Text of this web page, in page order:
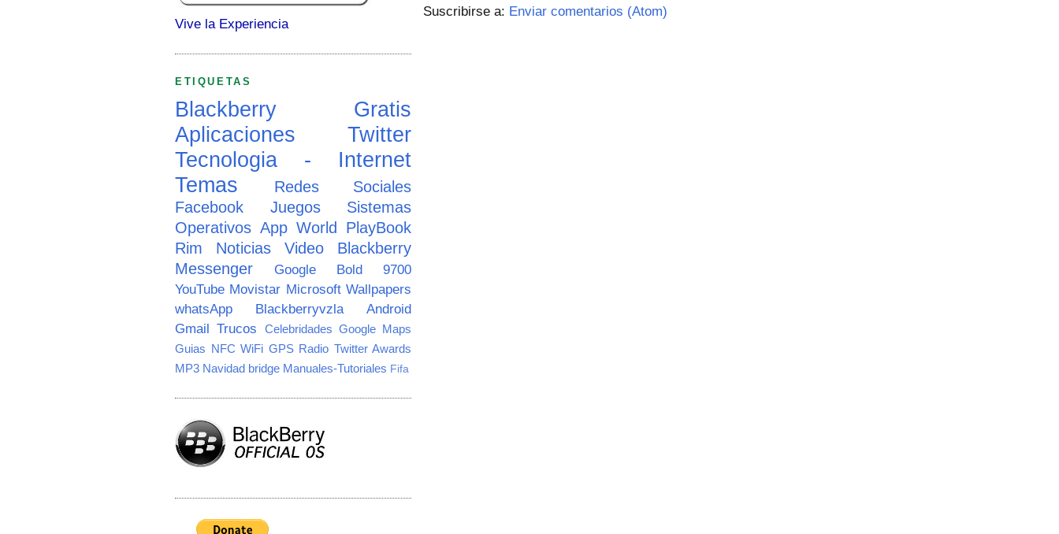
Suscribirse a: Enviar comentarios (Atom)
Vive la Experiencia
ETIQUETAS
Blackberry
Gratis
Aplicaciones
Twitter
Tecnologia - Internet
Temas
Redes Sociales
Facebook
Juegos
Sistemas
Operativos App World PlayBook
Rim
Noticias Video
Blackberry
Messenger
Google
Bold 9700
YouTube Movistar Microsoft Wallpapers
whatsApp
Blackberryvzla
Android
Gmail Trucos Celebridades Google Maps
Guias NFC WiFi GPS Radio Twitter Awards
MP3 Navidad bridge Manuales-Tutoriales Fifa